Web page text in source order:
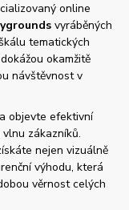
online
vyráběných
tematických
okamžitě
návštěvnost v
objevte efektivní
zákazníků.
nejen vizuálně
výhodu, která
věrnost celých